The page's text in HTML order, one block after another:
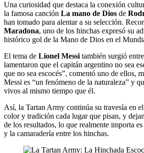
Una curiosidad que destaca la conexión
la famosa canción La mano de Dios de
han tomado para alentar a su selección.
Maradona, uno de los hinchas expresó su
histórico gol de la Mano de Dios en el
El tema de Lionel Messitambién surgió
lamentaron que el capitán argentino no sea
que no sea escocés”, comentó uno de ellos,
Messi es “un fenómeno de la naturaleza” y
vivos al mismo tiempo que él.
Así, la Tartan Army continúa su travesía en
color y tradición cada lugar que pisan, y
de los resultados, lo que realmente importa
y la camaradería entre los hinchas.